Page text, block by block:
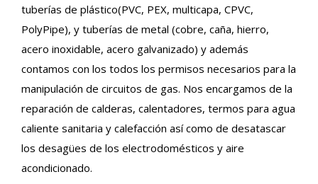
tuberías de plástico(PVC, PEX, multicapa, CPVC,
PolyPipe), y tuberías de metal (cobre, caña, hierro,
acero inoxidable, acero galvanizado) y además
contamos con los todos los permisos necesarios para la
manipulación de circuitos de gas. Nos encargamos de la
reparación de calderas, calentadores, termos para agua
caliente sanitaria y calefacción así como de desatascar
los desagües de los electrodomésticos y aire
acondicionado.